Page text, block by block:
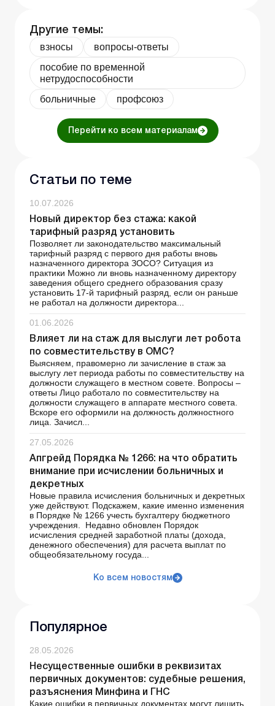
Другие темы:
взносы
вопросы-ответы
пособие по временной
нетрудоспособности
больничные
профсоюз
Перейти ко всем материалам
Статьи по теме
10.07.2026
Новый директор без стажа: какой
тарифный разряд установить
Позволяет ли законодательство максимальный
тарифный разряд с первого дня работы вновь
назначенного директора ЗОСО? Ситуация из
практики Можно ли вновь назначенному директору
заведения общего среднего образования сразу
установить 17-й тарифный разряд, если он раньше
не работал на должности директора...
01.06.2026
Влияет ли на стаж для выслуги лет робота
по совместительству в ОМС?
Выясняем, правомерно ли зачисление в стаж за
выслугу лет периода работы по совместительству на
должности служащего в местном совете. Вопросы –
ответы Лицо работало по совместительству на
должности служащего в аппарате местного совета.
Вскоре его оформили на должность должностного
лица. Зачисл...
27.05.2026
Апгрейд Порядка № 1266: на что обратить
внимание при исчислении больничных и
декретных
Новые правила исчисления больничных и декретных
уже действуют. Подскажем, какие именно изменения
в Порядке № 1266 учесть бухгалтеру бюджетного
учреждения. Недавно обновлен Порядок
исчисления средней заработной платы (дохода,
денежного обеспечения) для расчета выплат по
общеобязательному госуда...
Ко всем новостям
Популярное
28.05.2026
Несущественные ошибки в реквизитах
первичных документов: судебные решения,
разъяснения Минфина и ГНС
Какие ошибки в первичных документах могут лишить